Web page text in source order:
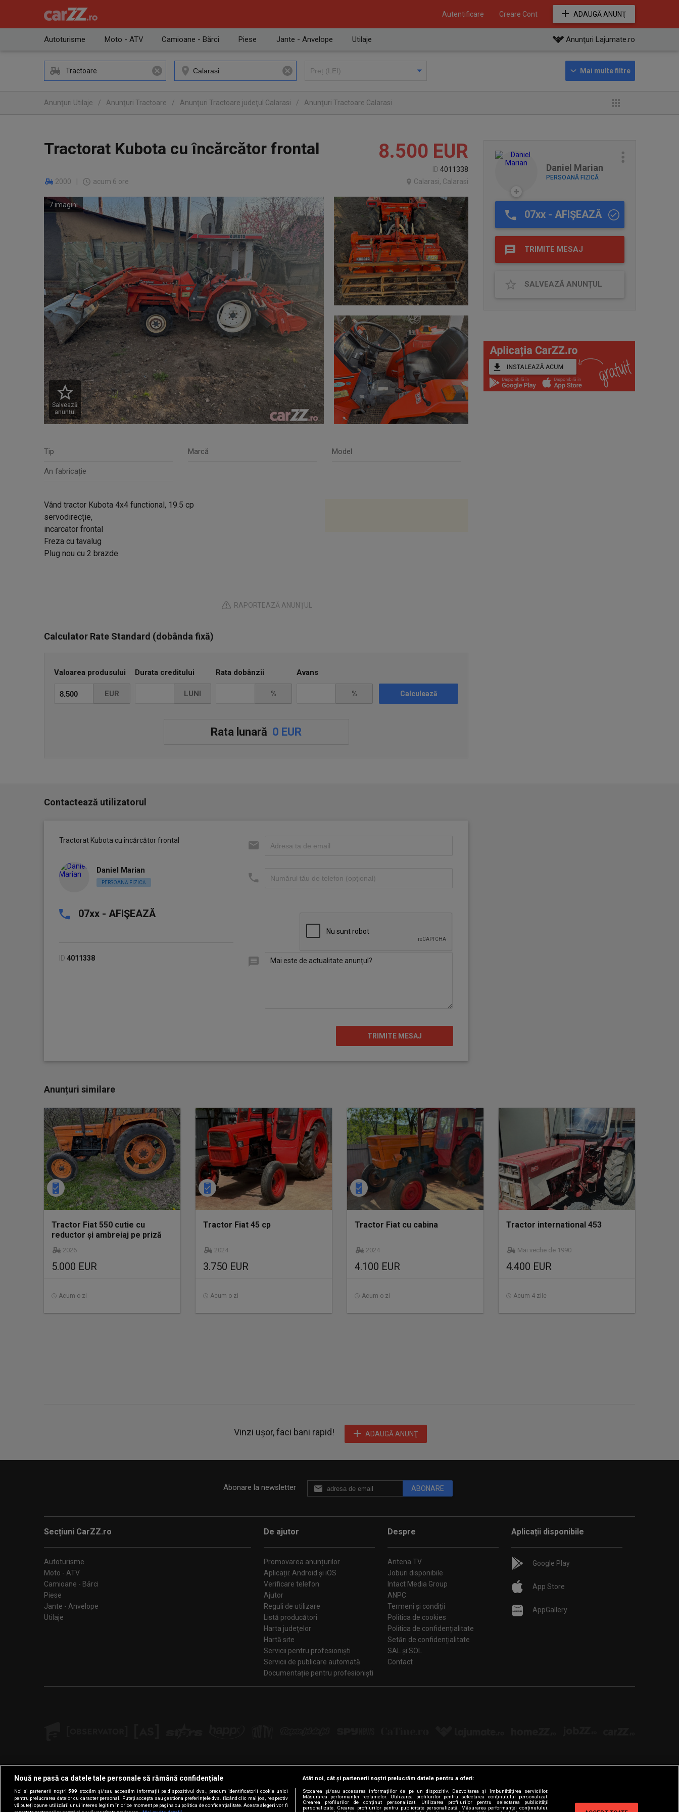
Autentificare Creare Cont ADAUGĂ ANUNŢ
Autoturisme Moto - ATV Camioane - Bărci Piese Jante - Anvelope Utilaje Anunţuri Lajumate.ro
Tractoare
Anunţuri Utilaje / Anunţuri Tractoare / Anunţuri Tractoare judeţul Calarasi / Anunţuri Tractoare Calarasi
Daniel Marian
PERSOANĂ FIZICĂ
07xx - AFIŞEAZĂ
TRIMITE MESAJ
SALVEAZĂ ANUNȚUL
Tractorat Kubota cu încărcător frontal 8.500 EUR
ID 4011338
2000
acum 6 ore Calarasi, Calarasi
Salvează
anunțul
7 imagini
Tip Marcă Model
An fabricație
Vând tractor Kubota 4x4 functional, 19.5 cp
servodirecție,
incarcator frontal
Freza cu tavalug
Plug nou cu 2 brazde
RAPORTEAZĂ ANUNȚUL
Calculator Rate Standard (dobânda fixă)
Valoarea produsului
EUR
Durata creditului
LUNI
Rata dobânzii
%
Avans
% Calculează
Rata lunară 0 EUR
Contactează utilizatorul
Tractorat Kubota cu încărcător frontal
Daniel Marian
PERSOANĂ FIZICĂ
07xx - AFIŞEAZĂ
ID 4011338
Anunțuri similare
Tractor Fiat 550 cutie cu
reductor și ambreiaj pe priză
2026
5.000 EUR
Acum o zi
Tractor Fiat 45 cp
2024
3.750 EUR
Acum o zi
Tractor Fiat cu cabina
2024
4.100 EUR
Acum o zi
Tractor international 453
Mai veche de 1990
4.400 EUR
Acum 4 zile
Vinzi ușor, faci bani rapid! ADAUGĂ ANUNŢ
Abonare la newsletter ABONARE
Secțiuni CarZZ.ro
Autoturisme
Moto - ATV
Camioane - Bărci
Piese
Jante - Anvelope
Utilaje
De ajutor
Promovarea anunțurilor
Aplicații: Android și iOS
Verificare telefon
Ajutor
Reguli de utilizare
Listă producători
Harta judeţelor
Hartă site
Servicii pentru profesioniști
Servicii de publicare automată
Documentație pentru profesioniști
Despre
Antena TV
Joburi disponibile
Intact Media Group
ANPC
Termeni și condiții
Politica de cookies
Politica de confidențialitate
Setări de confidențialitate
SAL și SOL
Contact
Aplicații disponibile
Google Play
App Store
AppGallery
Urmărește-ne pe:
Nouă ne pasă ca datele tale personale să rămână confidențiale
Noi și partenerii noștri589 stocăm și/sau accesăm informații pe dispozitivul dvs., precum identificatorii cookie unici
pentru prelucrarea datelor cu caracter personal. Puteți accepta sau gestiona preferințele dvs. făcând clic mai jos, respectiv
vă puteți opune utilizării unui interes legitim în orice moment pe pagina cu politica de confidențialitate. Aceste alegeri vor fi
Atât noi, cât și partenerii noștri prelucrăm datele pentru a oferi:
Stocarea și/sau accesarea informațiilor de pe un dispozitiv. Dezvoltarea și îmbunătățirea serviciilor.
Măsurarea performanței reclamelor. Utilizarea profilurilor pentru selectarea conținutului personalizat.
Crearea profilurilor de conținut personalizat. Utilizarea profilurilor pentru selectarea publicității
personalizate. Crearea profilurilor pentru publicitate personalizată. Măsurarea performanței conținutului.